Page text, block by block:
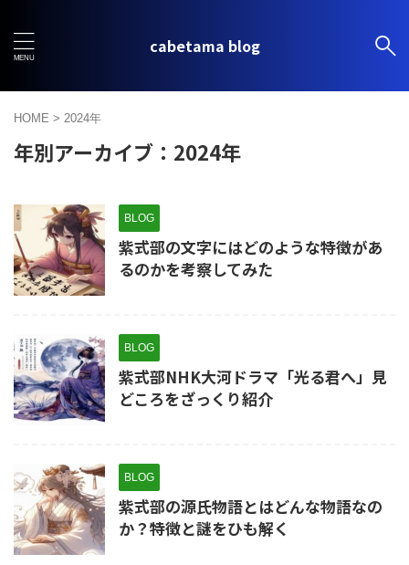
cabetama blog
HOME > 2024年
年別アーカイブ：2024年
BLOG
紫式部の文字にはどのような特徴があ
るのかを考察してみた
BLOG
紫式部NHK大河ドラマ「光る君へ」見
どころをざっくり紹介
BLOG
紫式部の源氏物語とはどんな物語なの
か？特徴と謎をひも解く